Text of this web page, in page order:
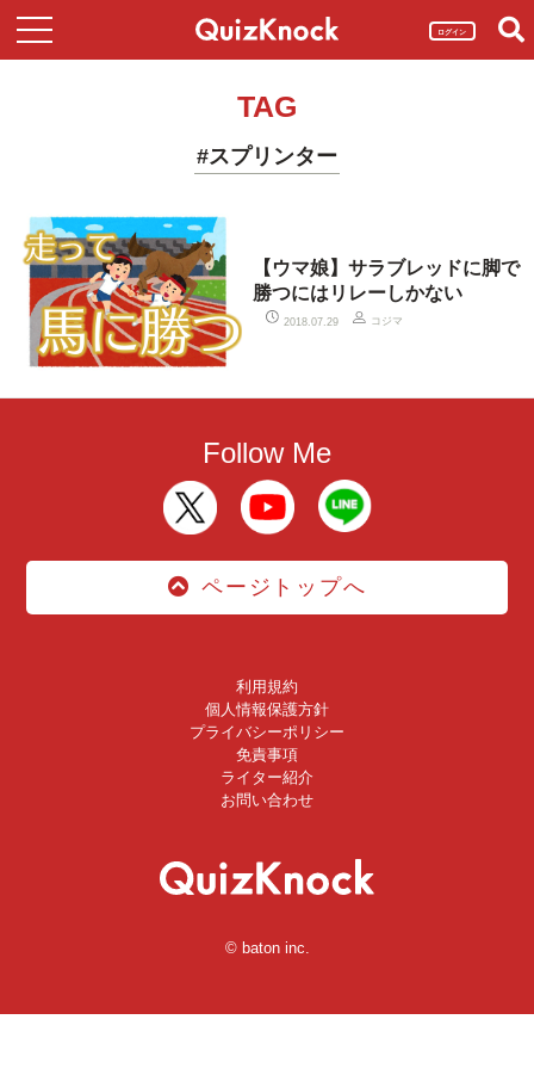
ログイン
TAG
#スプリンター
【ウマ娘】サラブレッドに脚で
勝つにはリレーしかない
2018.07.29 コジマ
Follow Me
ページトップへ
利用規約
個人情報保護方針
プライバシーポリシー
免責事項
ライター紹介
お問い合わせ
© baton inc.